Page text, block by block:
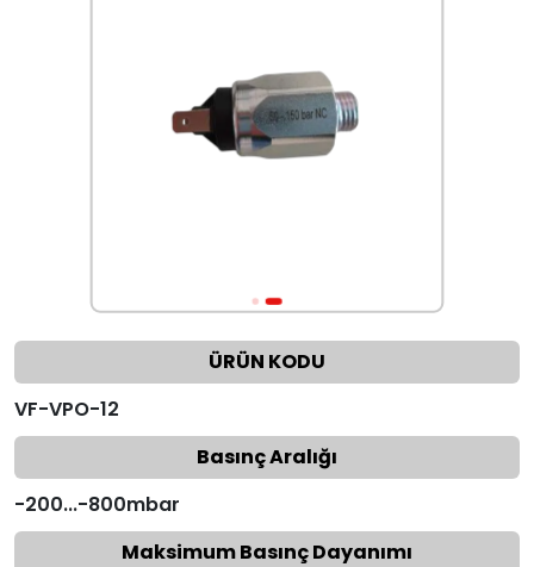
ÜRÜN KODU
VF-VPO-12
Basınç Aralığı
-200...-800mbar
Maksimum Basınç Dayanımı